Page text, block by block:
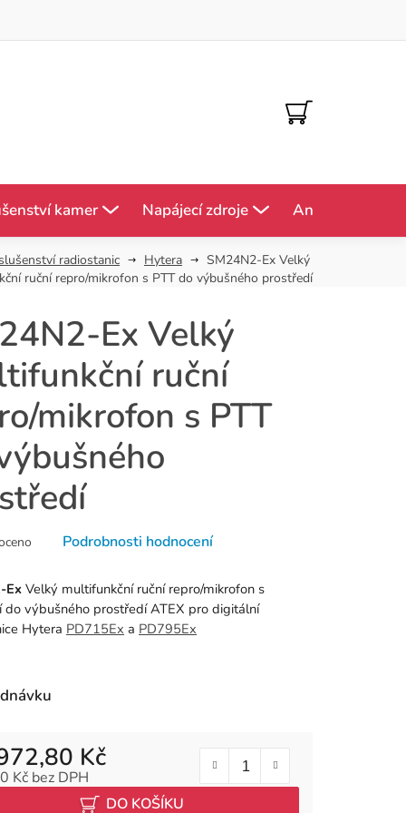
NÁKUPNÍ
KOŠÍK
kamer Napájecí zdroje Antény
radiostanic Hytera
SM24N2-Ex Velký
ruční repro/mikrofon s PTT do výbušného prostředí
Ex Velký
ruční
mikrofon s PTT
Podrobnosti hodnocení
Ex Velký multifunkční ruční repro/mikrofon s
do výbušného prostředí ATEX pro digitální
Hytera PD715Ex a PD795Ex
Kč
Kč bez DPH
DO KOŠÍKU